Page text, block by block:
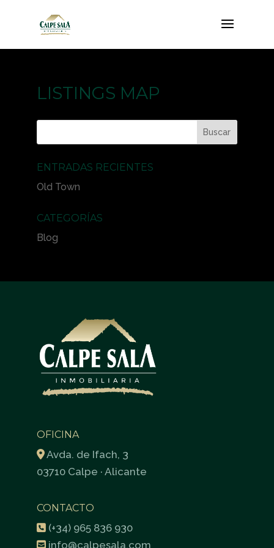
LISTINGS MAP
ENTRADAS RECIENTES
Old Town
CATEGORÍAS
Blog
OFICINA
Avda. de Ifach, 3
03710 Calpe · Alicante
CONTACTO
(+34) 965 836 930
info@calpesala.com